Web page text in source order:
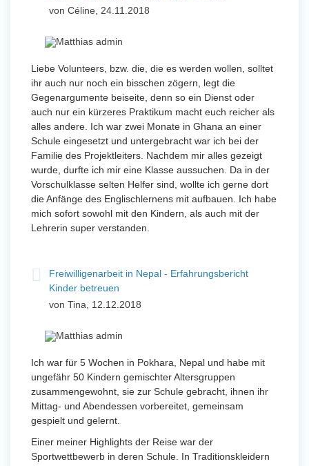
von Céline, 24.11.2018
Liebe Volunteers, bzw. die, die es werden wollen, solltet
ihr auch nur noch ein bisschen zögern, legt die
Gegenargumente beiseite, denn so ein Dienst oder
auch nur ein kürzeres Praktikum macht euch reicher als
alles andere. Ich war zwei Monate in Ghana an einer
Schule eingesetzt und untergebracht war ich bei der
Familie des Projektleiters. Nachdem mir alles gezeigt
wurde, durfte ich mir eine Klasse aussuchen. Da in der
Vorschulklasse selten Helfer sind, wollte ich gerne dort
die Anfänge des Englischlernens mit aufbauen. Ich habe
mich sofort sowohl mit den Kindern, als auch mit der
Lehrerin super verstanden.
Freiwilligenarbeit in Nepal - Erfahrungsbericht
Kinder betreuen
von Tina, 12.12.2018
Ich war für 5 Wochen in Pokhara, Nepal und habe mit
ungefähr 50 Kindern gemischter Altersgruppen
zusammengewohnt, sie zur Schule gebracht, ihnen ihr
Mittag- und Abendessen vorbereitet, gemeinsam
gespielt und gelernt.
Einer meiner Highlights der Reise war der
Sportwettbewerb in deren Schule. In Traditionskleidern